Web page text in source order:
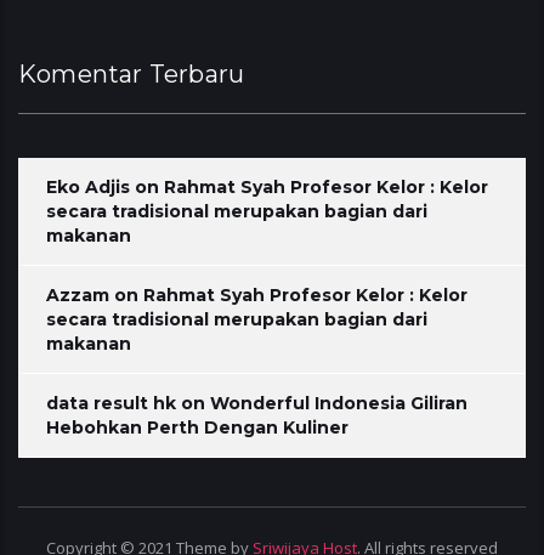
Komentar Terbaru
Eko Adjis on Rahmat Syah Profesor Kelor : Kelor
secara tradisional merupakan bagian dari
makanan
Azzam on Rahmat Syah Profesor Kelor : Kelor
secara tradisional merupakan bagian dari
makanan
data result hk on Wonderful Indonesia Giliran
Hebohkan Perth Dengan Kuliner
Copyright © 2021 Theme by Sriwijaya Host. All rights reserved